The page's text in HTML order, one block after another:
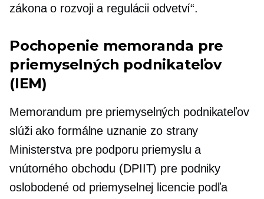
zákona o rozvoji a regulácii odvetví“.
Pochopenie memoranda pre
priemyselných podnikateľov
(IEM)
Memorandum pre priemyselných podnikateľov
slúži ako formálne uznanie zo strany
Ministerstva pre podporu priemyslu a
vnútorného obchodu (DPIIT) pre podniky
oslobodené od priemyselnej licencie podľa